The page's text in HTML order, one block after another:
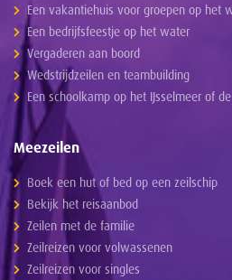
Een vakantiehuis voor groepen op het
Een bedrijfsfeestje op het water
Vergaderen aan boord
Wedstrijdzeilen en teambuilding
Een schoolkamp op het IJsselmeer of
Meezeilen
Boek een hut of bed op een zeilschip
Bekijk het reisaanbod
Zeilen met de familie
Zeilreizen voor volwassenen
Zeilreizen voor singles